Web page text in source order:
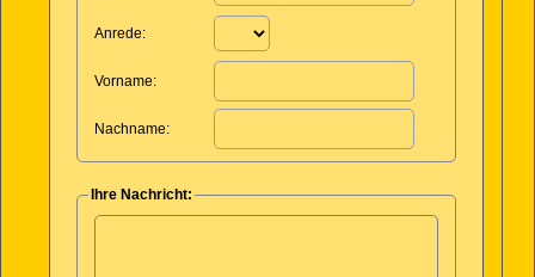
Anrede:
Vorname:
Nachname:
Ihre Nachricht: